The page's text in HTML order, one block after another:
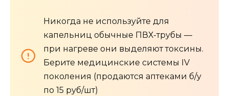
Никогда не используйте для
капельниц обычные ПВХ-трубы —
при нагреве они выделяют токсины.
Берите медицинские системы IV
поколения (продаются аптеками б/у
по 15 руб/шт)